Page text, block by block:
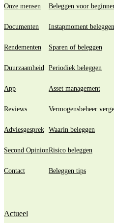
Onze mensen
Documenten
Rendementen
Duurzaamheid
App
Reviews
Adviesgesprek
Second Opinion
Contact
Beleggen voor
Instapmoment beleggen
Sparen of beleggen
Periodiek beleggen
Asset management
Vermogensbeheer
Waarin beleggen
Risico beleggen
Beleggen tips
Actueel